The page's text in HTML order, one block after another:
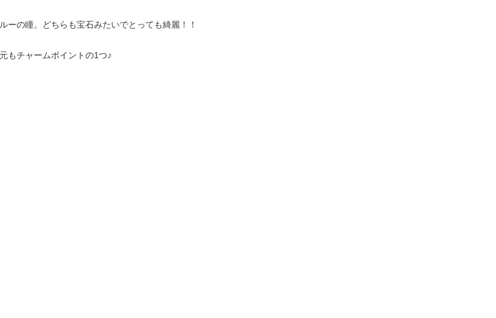
ーの瞳。どちらも宝石みたいでとっても綺麗！！
もチャームポイントの1つ♪